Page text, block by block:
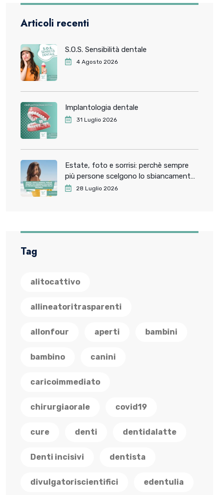
Articoli recenti
S.O.S. Sensibilità dentale
4 Agosto 2026
Implantologia dentale
31 Luglio 2026
Estate, foto e sorrisi: perchè sempre
più persone scelgono lo sbiancamento
dentale prima delle vacanze
28 Luglio 2026
Tag
alitocattivo
allineatoritrasparenti
allonfour aperti bambini
bambino canini
caricoimmediato
chirurgiaorale covid19
cure denti dentidalatte
Denti incisivi dentista
divulgatoriscientifici edentulia